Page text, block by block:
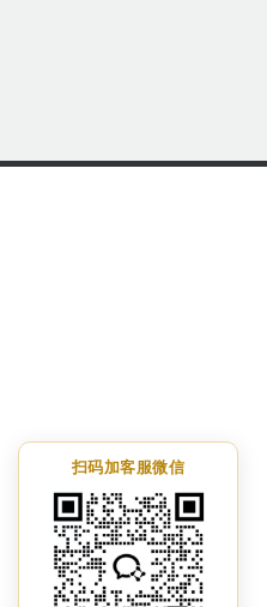
扫码加客服微信